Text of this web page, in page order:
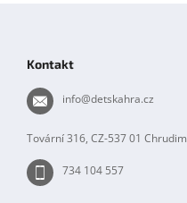
Kontakt
info@detskahra.cz
Tovární 316, CZ-537 01 Chrudim
734 104 557